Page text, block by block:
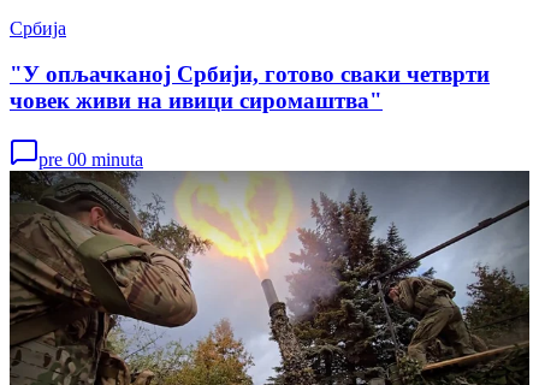
Србија
"У опљачканој Србији, готово сваки четврти
човек живи на ивици сиромаштва"
pre 00 minuta